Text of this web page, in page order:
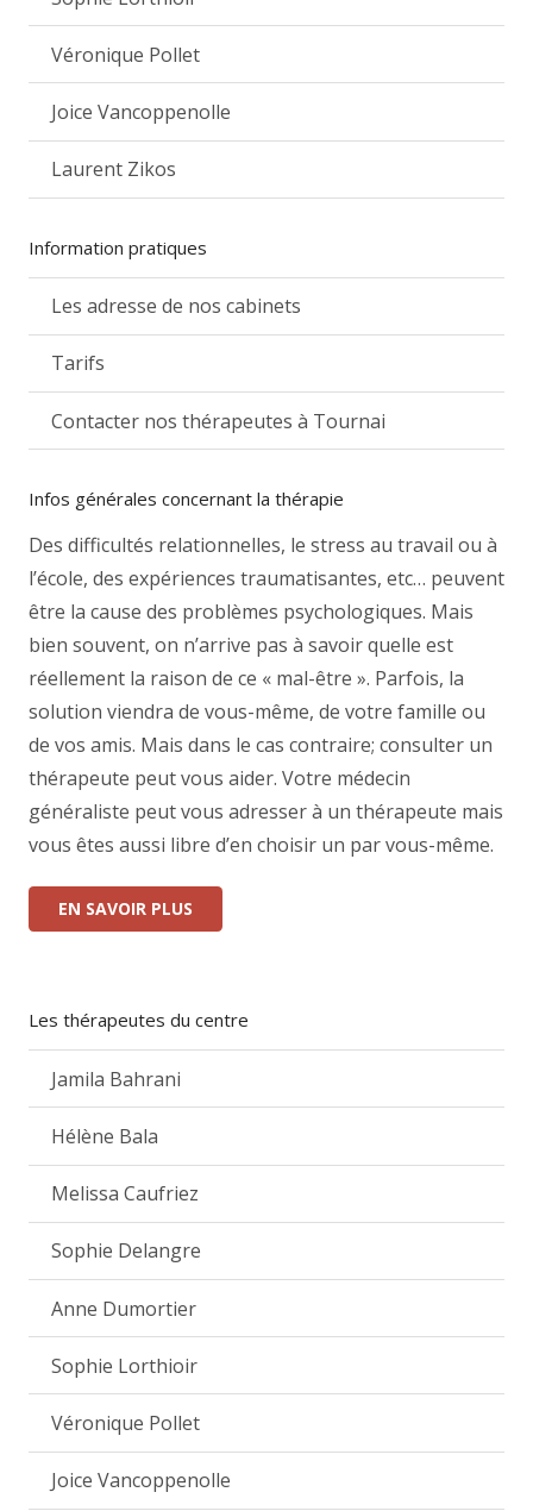
Véronique Pollet
Joice Vancoppenolle
Laurent Zikos
Information pratiques
Les adresse de nos cabinets
Tarifs
Contacter nos thérapeutes à Tournai
Infos générales concernant la thérapie
Des difficultés relationnelles, le stress au travail ou à
l’école, des expériences traumatisantes, etc… peuvent
être la cause des problèmes psychologiques. Mais
bien souvent, on n’arrive pas à savoir quelle est
réellement la raison de ce « mal-être ». Parfois, la
solution viendra de vous-même, de votre famille ou
de vos amis. Mais dans le cas contraire; consulter un
thérapeute peut vous aider. Votre médecin
généraliste peut vous adresser à un thérapeute mais
vous êtes aussi libre d’en choisir un par vous-même.
EN SAVOIR PLUS
Les thérapeutes du centre
Jamila Bahrani
Hélène Bala
Melissa Caufriez
Sophie Delangre
Anne Dumortier
Sophie Lorthioir
Véronique Pollet
Joice Vancoppenolle